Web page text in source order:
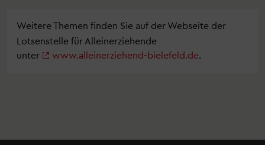
Weitere Themen finden Sie auf der Webseite der
Lotsenstelle für Alleinerziehende
unter
www.alleinerziehend-bielefeld.de